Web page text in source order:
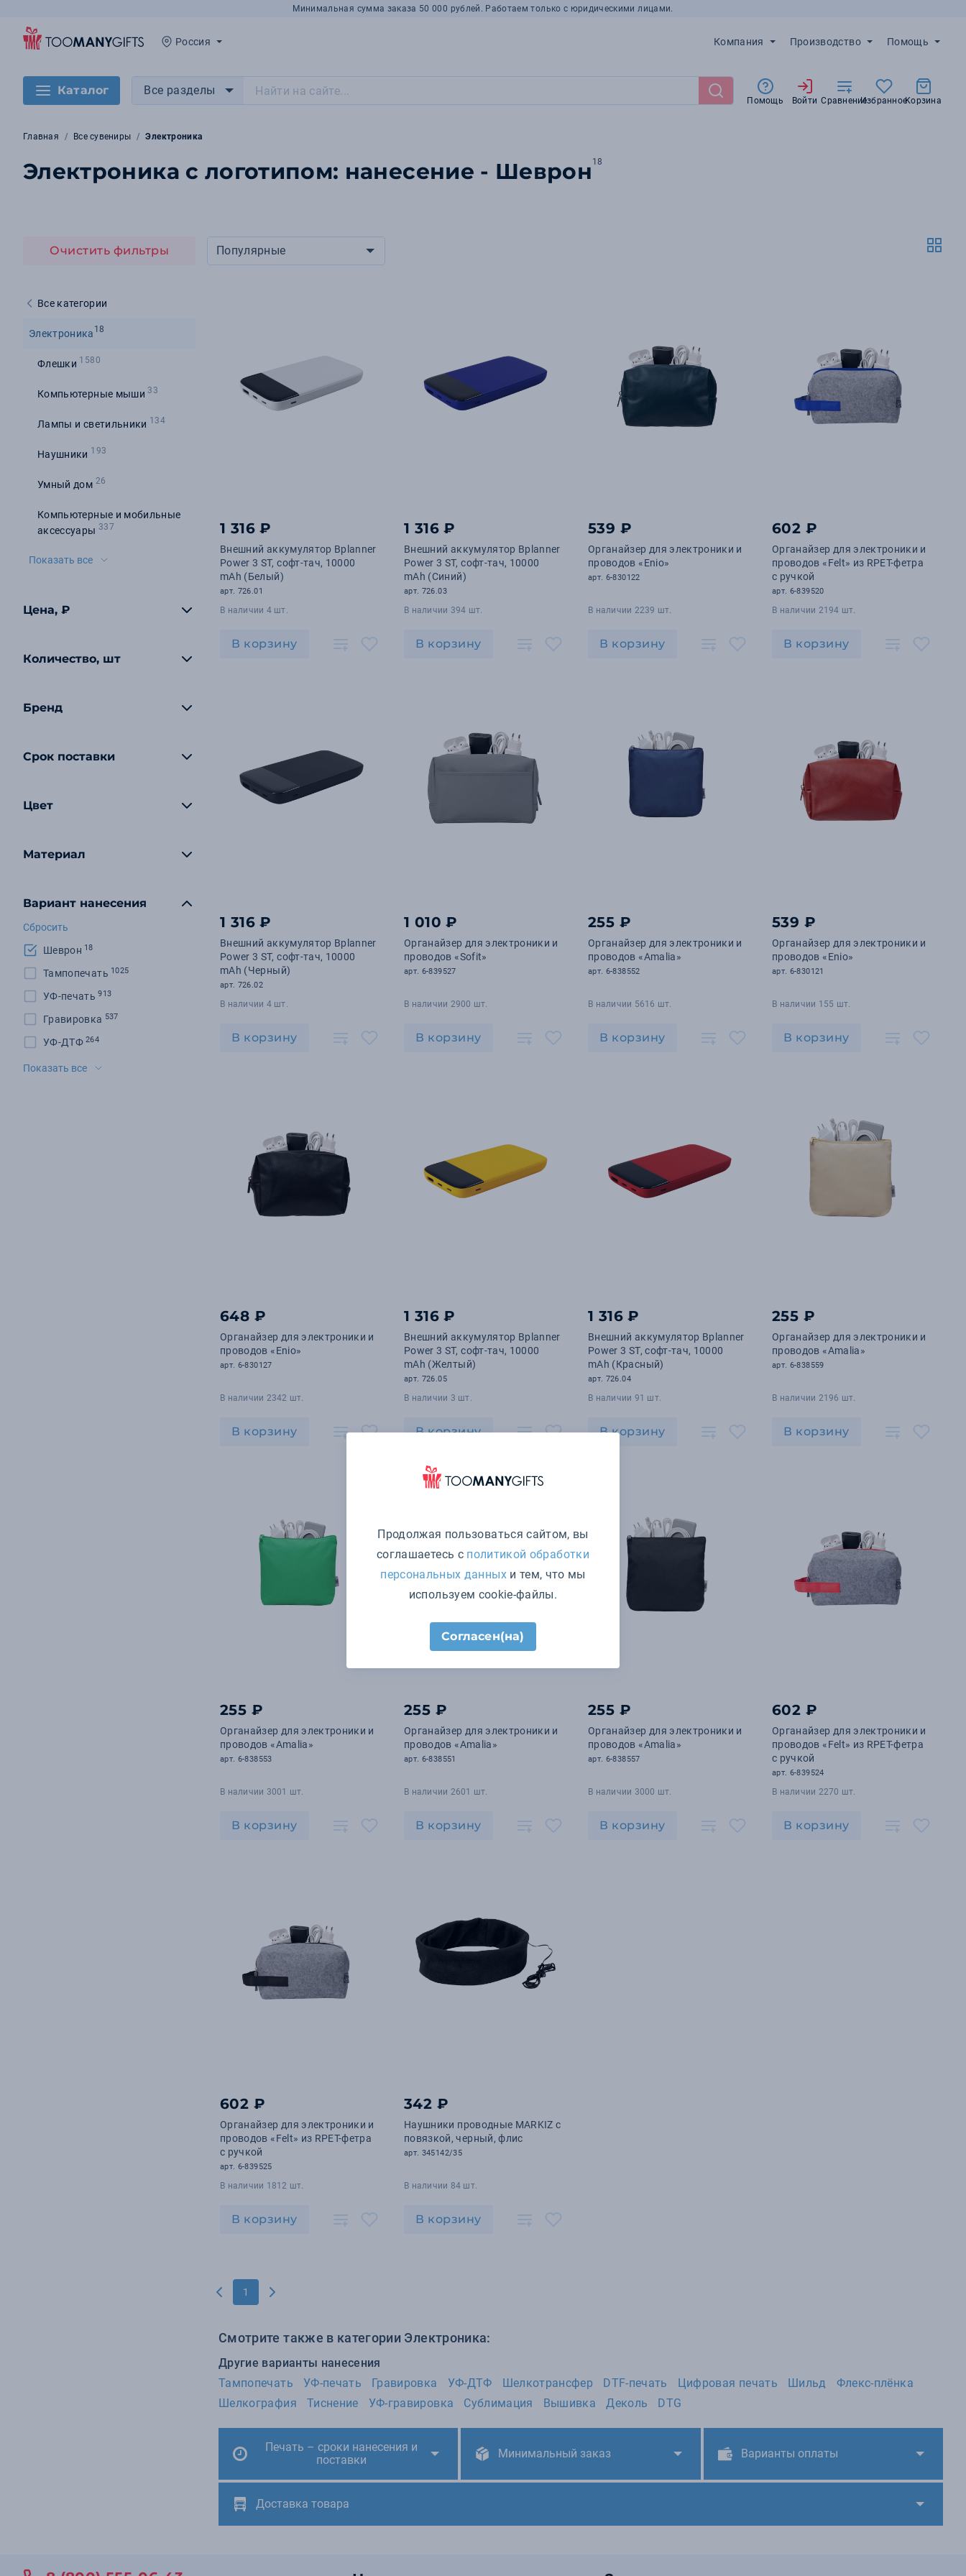
Минимальная сумма заказа 50 000 рублей. Работаем только с юридическими лицами.
Россия Компания Производство Помощь
Каталог Все разделы
Помощь Войти СравнениеИзбранноеКорзина
Главная Все сувениры Электроника
Электроника с логотипом: нанесение - Шеврон 18
Очистить фильтры
Все категории
Электроника 18
Флешки 1580
Компьютерные мыши 33
Лампы и светильники 134
Наушники 193
Умный дом 26
Компьютерные и мобильные
аксессуары 337
Показать все
Цена, ₽
Количество, шт
Бренд
Срок поставки
Цвет
Материал
Вариант нанесения
Сбросить
Шеврон 18
Тампопечать 1025
УФ-печать 913
Гравировка 537
УФ-ДТФ 264
Шелкотрансфер
Показать все
Популярные
1 316 ₽
Внешний аккумулятор Bplanner
Power 3 ST, софт-тач, 10000
mAh (Белый)
арт. 726.01
В наличии 4 шт.
В корзину
1 316 ₽
Внешний аккумулятор Bplanner
Power 3 ST, софт-тач, 10000
mAh (Синий)
арт. 726.03
В наличии 394 шт.
В корзину
539 ₽
Органайзер для электроники и
проводов «Enio»
арт. 6-830122
В наличии 2239 шт.
В корзину
602 ₽
Органайзер для электроники и
проводов «Felt» из RPET-фетра
с ручкой
арт. 6-839520
В наличии 2194 шт.
В корзину
1 316 ₽
Внешний аккумулятор Bplanner
Power 3 ST, софт-тач, 10000
mAh (Черный)
арт. 726.02
В наличии 4 шт.
В корзину
1 010 ₽
Органайзер для электроники и
проводов «Sofit»
арт. 6-839527
В наличии 2900 шт.
В корзину
255 ₽
Органайзер для электроники и
проводов «Amalia»
арт. 6-838552
В наличии 5616 шт.
В корзину
539 ₽
Органайзер для электроники и
проводов «Enio»
арт. 6-830121
В наличии 155 шт.
В корзину
648 ₽
Органайзер для электроники и
проводов «Enio»
арт. 6-830127
В наличии 2342 шт.
В корзину
1 316 ₽
Внешний аккумулятор Bplanner
Power 3 ST, софт-тач, 10000
mAh (Желтый)
арт. 726.05
В наличии 3 шт.
В корзину
1 316 ₽
Внешний аккумулятор Bplanner
Power 3 ST, софт-тач, 10000
mAh (Красный)
арт. 726.04
В наличии 91 шт.
В корзину
255 ₽
Органайзер для электроники и
проводов «Amalia»
арт. 6-838559
В наличии 2196 шт.
В корзину
255 ₽
Органайзер для электроники и
проводов «Amalia»
арт. 6-838553
В наличии 3001 шт.
В корзину
255 ₽
Органайзер для электроники и
проводов «Amalia»
арт. 6-838551
В наличии 2601 шт.
В корзину
255 ₽
Органайзер для электроники и
проводов «Amalia»
арт. 6-838557
В наличии 3000 шт.
В корзину
602 ₽
Органайзер для электроники и
проводов «Felt» из RPET-фетра
с ручкой
арт. 6-839524
В наличии 2270 шт.
В корзину
602 ₽
Органайзер для электроники и
проводов «Felt» из RPET-фетра
с ручкой
арт. 6-839525
В наличии 1812 шт.
В корзину
342 ₽
Наушники проводные MARKIZ с
повязкой, черный, флис
арт. 345142/35
В наличии 84 шт.
В корзину
1
Смотрите также в категории Электроника:
Другие варианты нанесения
Тампопечать
УФ-печать Гравировка УФ-ДТФ Шелкотрансфер DTF-печать Цифровая печать Шильд
Флекс-плёнка
Шелкография
Тиснение УФ-гравировка Сублимация Вышивка Деколь DTG
Печать – сроки нанесения и
поставки
Минимальный заказ Варианты оплаты
Доставка товара
Продолжая пользоваться сайтом, вы
соглашаетесь с политикой обработки
персональных данныхи тем, что мы
используем cookie-файлы.
Согласен(на)